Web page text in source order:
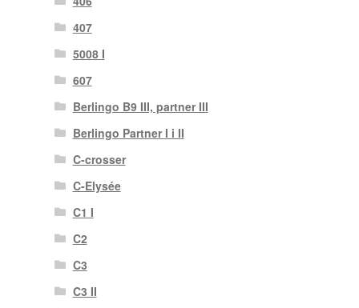
407
5008 I
607
Berlingo B9 III, partner III
Berlingo Partner I i II
C-crosser
C-Elysée
C1 I
C2
C3
C3 II